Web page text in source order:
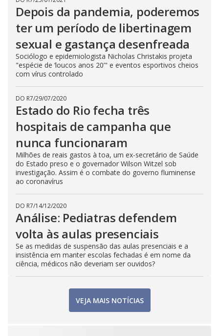
Depois da pandemia, poderemos
ter um período de libertinagem
sexual e gastança desenfreada
Sociólogo e epidemiologista Nicholas Christakis projeta
"espécie de ‘loucos anos 20’" e eventos esportivos cheios
com vírus controlado
DO R7/29/07/2020
Estado do Rio fecha três
hospitais de campanha que
nunca funcionaram
Milhões de reais gastos à toa, um ex-secretário de Saúde
do Estado preso e o governador Wilson Witzel sob
investigação. Assim é o combate do governo fluminense
ao coronavírus
DO R7/14/12/2020
Análise: Pediatras defendem
volta às aulas presenciais
Se as medidas de suspensão das aulas presenciais e a
insistência em manter escolas fechadas é em nome da
ciência, médicos não deveriam ser ouvidos?
VEJA MAIS NOTÍCIAS